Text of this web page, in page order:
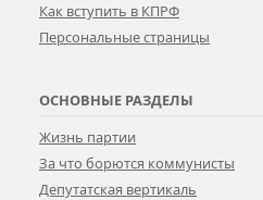
Как вступить в КПРФ
Персональные страницы
ОСНОВНЫЕ РАЗДЕЛЫ
Жизнь партии
За что борются коммунисты
Депутатская вертикаль